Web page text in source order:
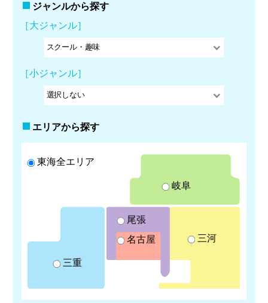
ジャンルから探す
［大ジャンル］
［小ジャンル］
エリアから探す
東海全エリア
岐阜
三重
尾張
名古屋
三河